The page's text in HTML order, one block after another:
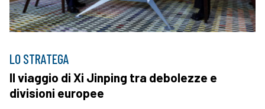
LO STRATEGA
Il viaggio di Xi Jinping tra debolezze e
divisioni europee